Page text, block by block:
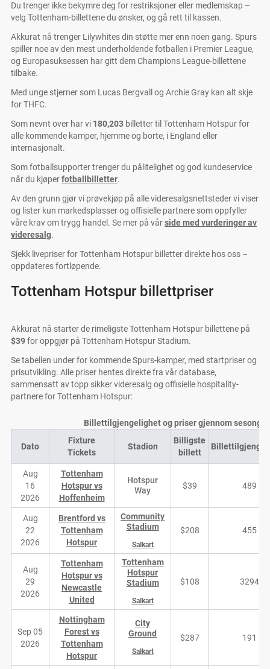
Du trenger ikke bekymre deg for restriksjoner eller medlemskap –
velg Tottenham-billettene du ønsker, og gå rett til kassen.
Akkurat nå trenger Lilywhites din støtte mer enn noen gang. Spurs
spiller noe av den mest underholdende fotballen i Premier League,
og Europasuksessen har gitt dem Champions League-billettene
tilbake.
Med unge stjerner som Lucas Bergvall og Archie Gray kan alt skje
for THFC.
Som nevnt over har vi 180,203 billetter til Tottenham Hotspur for
alle kommende kamper, hjemme og borte, i England eller
internasjonalt.
Som fotballsupporter trenger du pålitelighet og god kundeservice
når du kjøperfotballbilletter.
Av den grunn gjør vi prøvekjøp på alle videresalgsnettsteder vi viser
og lister kun markedsplasser og offisielle partnere som oppfyller
våre krav om trygg handel. Se mer på vårside med vurderinger av
videresalg.
Sjekk livepriser for Tottenham Hotspur billetter direkte hos oss –
oppdateres fortløpende.
Tottenham Hotspur billettpriser
Akkurat nå starter de rimeligste Tottenham Hotspur billettene på
$39for oppgjør på Tottenham Hotspur Stadium.
Se tabellen under for kommende Spurs-kamper, med startpriser og
prisutvikling. Alle priser hentes direkte fra vår database,
sammensatt av topp sikker videresalg og offisielle hospitality-
partnere for Tottenham Hotspur:
Billettilgjengelighet og priser gjennom
Dato
Fixture
Tickets
Stadion
Billigste
billett
Aug
16
2026
Tottenham
Hotspur vs
Hoffenheim
Hotspur
Way
$39 489
Aug
22
2026
Brentford vs
Tottenham
Hotspur
Community
Stadium
Salkart
$208 455
Aug
29
2026
Tottenham
Hotspur vs
Newcastle
United
Tottenham
Hotspur
Stadium
Salkart
$108 3294
Sep 05
2026
Nottingham
Forest vs
Tottenham
Hotspur
City
Ground
Salkart
$287 191